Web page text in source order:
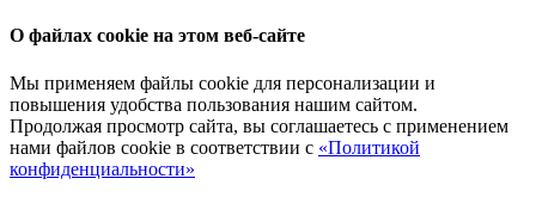
О файлах cookie на этом веб-сайте
Мы применяем файлы cookie для персонализации и
повышения удобства пользования нашим сайтом.
Продолжая просмотр сайта, вы соглашаетесь с применением
нами файлов cookie в соответствии с «Политикой
конфиденциальности»